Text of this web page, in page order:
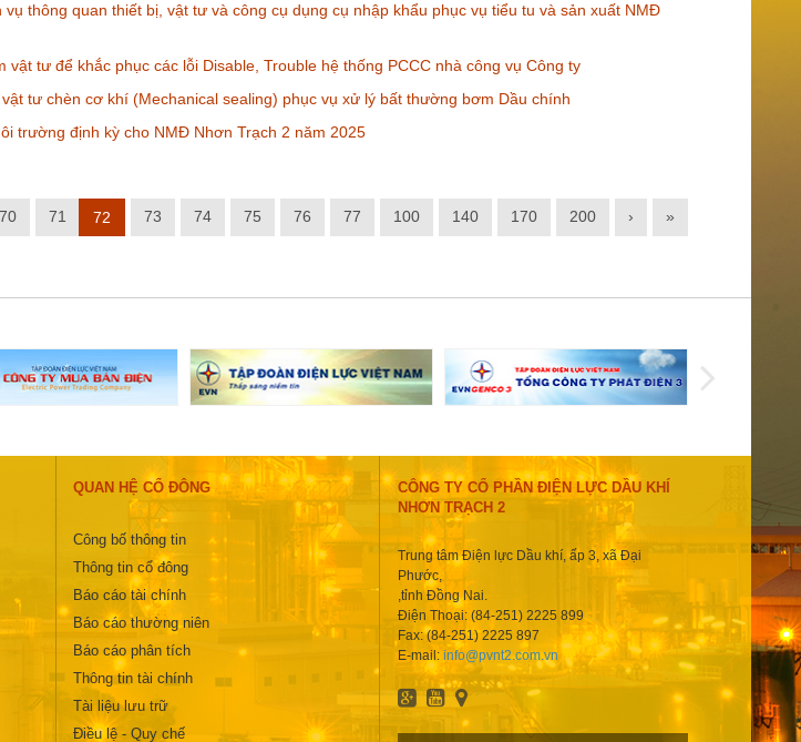
thông quan thiết bị, vật tư và công cụ dụng cụ nhập khẩu phục vụ tiểu tu và sản xuất NMĐ
vật tư để khắc phục các lỗi Disable, Trouble hệ thống PCCC nhà công vụ Công ty
tư chèn cơ khí (Mechanical sealing) phục vụ xử lý bất thường bơm Dầu chính
trường định kỳ cho NMĐ Nhơn Trạch 2 năm 2025
70 71 72 73 74 75 76 77 100 140 170 200 › »
QUAN HỆ CỔ ĐÔNG
Công bố thông tin
Thông tin cổ đông
Báo cáo tài chính
Báo cáo thường niên
Báo cáo phân tích
Thông tin tài chính
Tài liệu lưu trữ
Điều lệ - Quy chế
CÔNG TY CỔ PHẦN ĐIỆN LỰC DẦU KHÍ
NHƠN TRẠCH 2
Trung tâm Điện lực Dầu khí, ấp 3, xã Đại
Phước,
,tỉnh Đồng Nai.
Điện Thoại: (84-251) 2225 899
Fax: (84-251) 2225 897
E-mail: info@pvnt2.com.vn